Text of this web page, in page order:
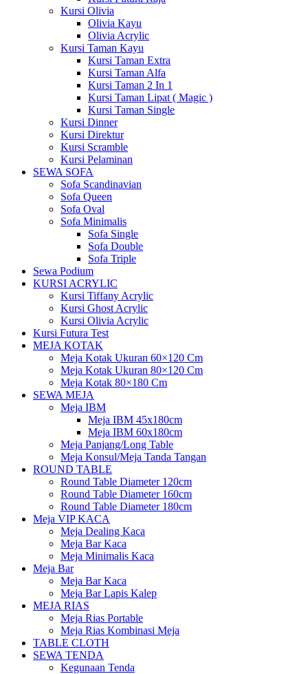
Kursi Olivia
Olivia Kayu
Olivia Acrylic
Kursi Taman Kayu
Kursi Taman Extra
Kursi Taman Alfa
Kursi Taman 2 In 1
Kursi Taman Lipat ( Magic )
Kursi Taman Single
Kursi Dinner
Kursi Direktur
Kursi Scramble
Kursi Pelaminan
SEWA SOFA
Sofa Scandinavian
Sofa Queen
Sofa Oval
Sofa Minimalis
Sofa Single
Sofa Double
Sofa Triple
Sewa Podium
KURSI ACRYLIC
Kursi Tiffany Acrylic
Kursi Ghost Acrylic
Kursi Olivia Acrylic
Kursi Futura Test
MEJA KOTAK
Meja Kotak Ukuran 60×120 Cm
Meja Kotak Ukuran 80×120 Cm
Meja Kotak 80×180 Cm
SEWA MEJA
Meja IBM
Meja IBM 45x180cm
Meja IBM 60x180cm
Meja Panjang/Long Table
Meja Konsul/Meja Tanda Tangan
ROUND TABLE
Round Table Diameter 120cm
Round Table Diameter 160cm
Round Table Diameter 180cm
Meja VIP KACA
Meja Dealing Kaca
Meja Bar Kaca
Meja Minimalis Kaca
Meja Bar
Meja Bar Kaca
Meja Bar Lapis Kalep
MEJA RIAS
Meja Rias Portable
Meja Rias Kombinasi Meja
TABLE CLOTH
SEWA TENDA
Kegunaan Tenda